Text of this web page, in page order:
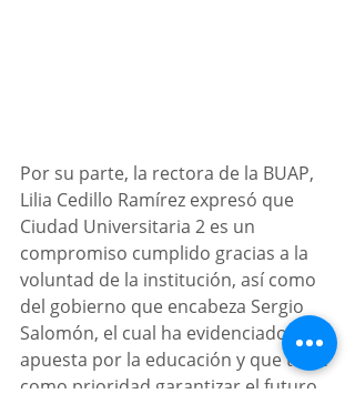
Por su parte, la rectora de la BUAP,
Lilia Cedillo Ramírez expresó que
Ciudad Universitaria 2 es un
compromiso cumplido gracias a la
voluntad de la institución, así como
del gobierno que encabeza Sergio
Salomón, el cual ha evidenciado que
apuesta por la educación y que tiene
como prioridad garantizar el futuro